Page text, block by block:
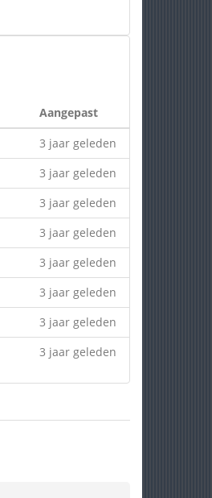
Aangepast
3 jaar geleden
3 jaar geleden
3 jaar geleden
3 jaar geleden
3 jaar geleden
3 jaar geleden
3 jaar geleden
3 jaar geleden